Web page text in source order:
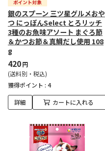
銀のスプーン 三ツ星グルメおや
つ にっぽんSelect とろリッチ
3種のお魚味アソート まぐろ節
＆かつお節＆真鯛だし使用 108
g
420円
(送料別・税込)
獲得ポイント : 4
詳細 カートに入れる